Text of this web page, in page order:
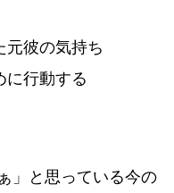
元彼の気持ち
に行動する
」と思っている今の